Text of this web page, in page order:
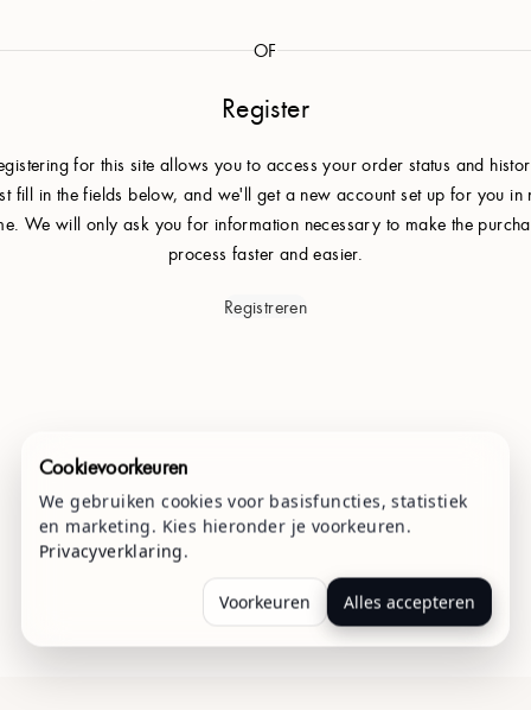
OF
Register
for this site allows you to access your order status and
fill in the fields below, and we'll get a new account set up for you in
We will only ask you for information necessary to make the
process faster and easier.
Registreren
Cookievoorkeuren
We gebruiken cookies voor basisfuncties, statistiek
en marketing. Kies hieronder je voorkeuren.
Privacyverklaring.
Voorkeuren Alles accepteren